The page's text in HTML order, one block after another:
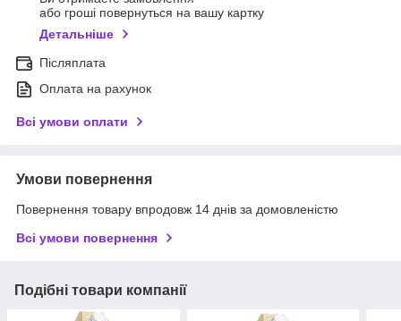
або гроші повернуться на вашу картку
Детальніше
Післяплата
Оплата на рахунок
Всі умови оплати
Умови повернення
Повернення товару впродовж 14 днів за домовленістю
Всі умови повернення
Подібні товари компанії